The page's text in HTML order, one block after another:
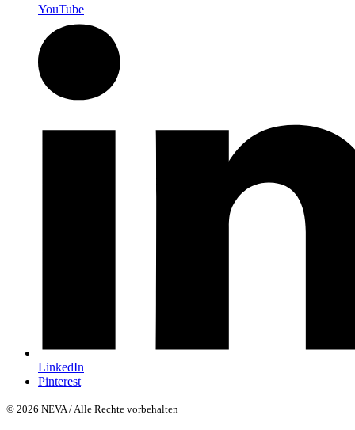
YouTube
LinkedIn
Pinterest
© 2026 NEVA / Alle Rechte vorbehalten